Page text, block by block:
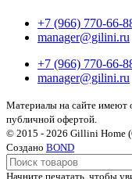
+7 (966) 770-66-
manager@gilini.ru
+7 (966) 770-66-
manager@gilini.ru
Материалы на сайте имеют
публичной офертой.
© 2015 - 2026 Gillini Home
Создано BOND
Начните печатать, чтобы